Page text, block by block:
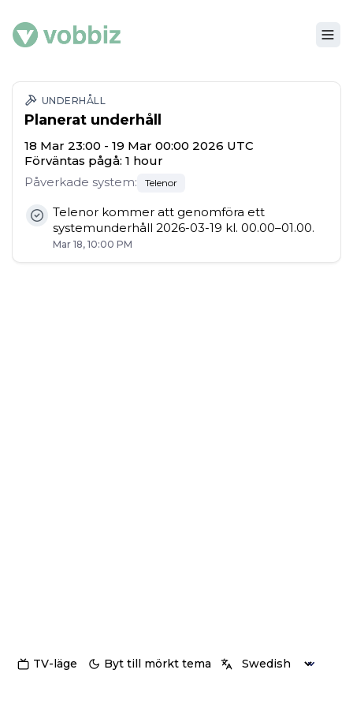
UNDERHÅLL
Planerat underhåll
18 Mar 23:00 - 19 Mar 00:00 2026 UTC
Förväntas pågå: 1 hour
Påverkade system: Telenor
Telenor kommer att genomföra ett
systemunderhåll 2026-03-19 kl. 00.00–01.00.
Mar 18, 10:00 PM
TV-läge Byt till mörkt tema